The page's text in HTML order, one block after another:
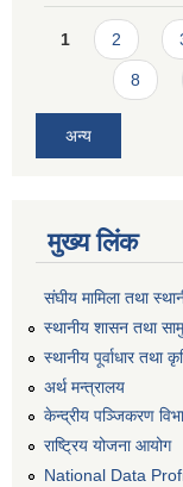
Pages
1 2
8
अन्य
मुख्य लिंक
संघीय मामिला तथा
स्थानीय शासन तथा
स्थानीय पूर्वाधार तथा
अर्थ मन्त्रालय
केन्द्रीय पञ्जिकरण
राष्ट्रिय योजना आयोग
National Data